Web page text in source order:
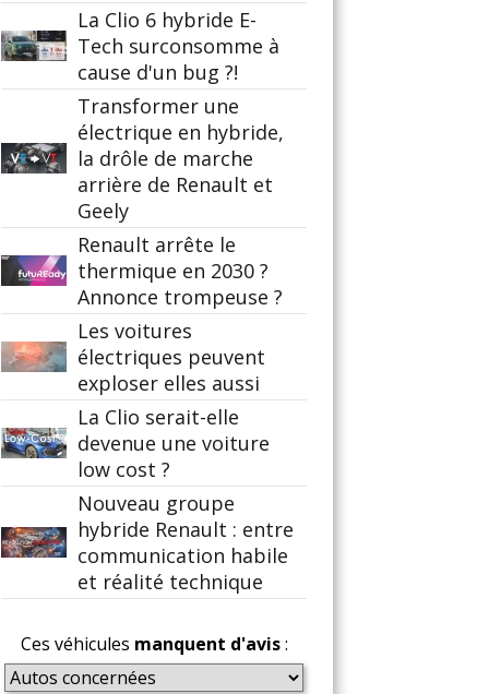
La Clio 6 hybride E-
Tech surconsomme à
cause d'un bug ?!
Transformer une
électrique en hybride,
la drôle de marche
arrière de Renault et
Geely
Renault arrête le
thermique en 2030 ?
Annonce trompeuse ?
Les voitures
électriques peuvent
exploser elles aussi
La Clio serait-elle
devenue une voiture
low cost ?
Nouveau groupe
hybride Renault : entre
communication habile
et réalité technique
Ces véhicules manquent d'avis: